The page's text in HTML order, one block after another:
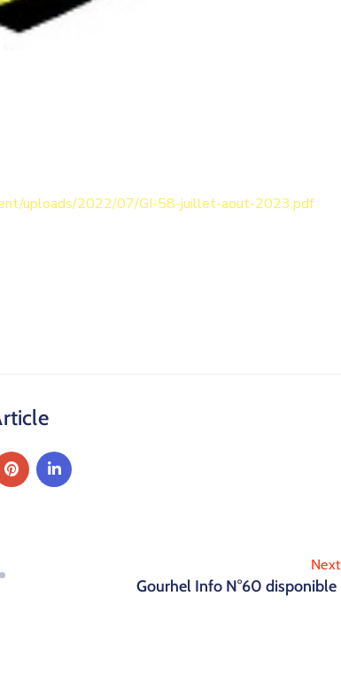
uploads/2022/07/GI-58-juillet-aout-2023.pdf
Next
Gourhel Info N°60 disponible